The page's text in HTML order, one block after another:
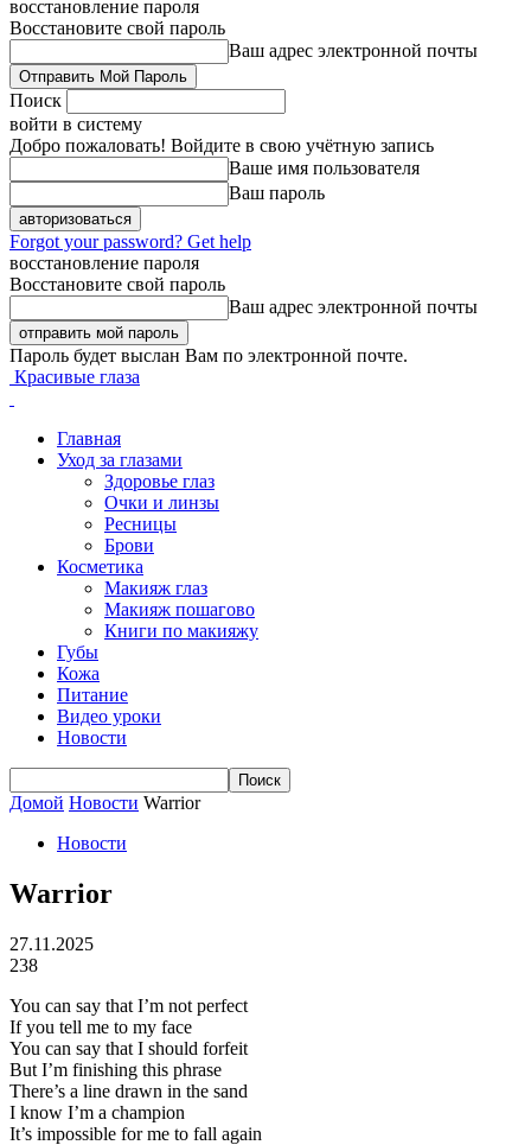
восстановление пароля
Восстановите свой пароль
Ваш адрес электронной почты
Поиск
войти в систему
Добро пожаловать! Войдите в свою учётную запись
Ваше имя пользователя
Ваш пароль
Forgot your password? Get help
восстановление пароля
Восстановите свой пароль
Ваш адрес электронной почты
Пароль будет выслан Вам по электронной почте.
Красивые глаза
Главная
Уход за глазами
Здоровье глаз
Очки и линзы
Ресницы
Брови
Косметика
Макияж глаз
Макияж пошагово
Книги по макияжу
Губы
Кожа
Питание
Видео уроки
Новости
Домой Новости Warrior
Новости
Warrior
27.11.2025
238
You can say that I’m not perfect
If you tell me to my face
You can say that I should forfeit
But I’m finishing this phrase
There’s a line drawn in the sand
I know I’m a champion
It’s impossible for me to fall again